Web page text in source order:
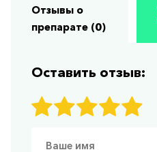
Отзывы о
препарате (0)
Оставить отзыв: